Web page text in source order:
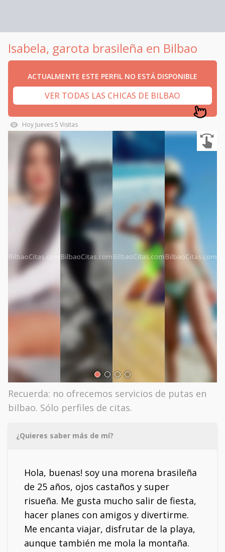
Isabela, garota brasileña en Bilbao
ACTUALMENTE ESTE PERFIL NO ESTÁ DISPONIBLE
VER TODAS LAS CHICAS DE BILBAO
Hoy Jueves5 Visitas
Recuerda: no ofrecemos servicios de putas en
bilbao. Sólo perfiles de citas.
¿Quieres saber más de mí?
Hola, buenas! soy una morena brasileña
de 25 años, ojos castaños y super
risueña. Me gusta mucho salir de fiesta,
hacer planes con amigos y divertirme.
Me encanta viajar, disfrutar de la playa,
aunque también me mola la montaña.